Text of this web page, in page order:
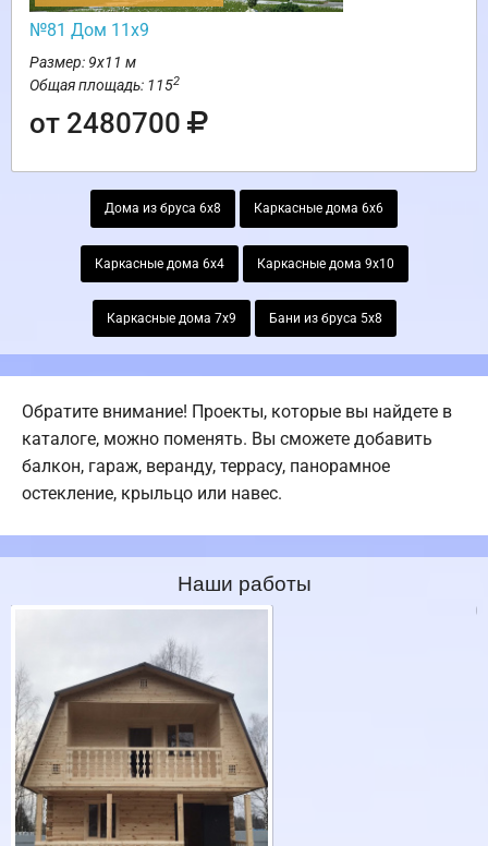
№81 Дом 11х9
Размер: 9х11 м
Общая площадь: 1152
от 2480700
Дома из бруса 6х8 Каркасные дома 6х6
Каркасные дома 6х4 Каркасные дома 9х10
Каркасные дома 7х9 Бани из бруса 5х8
Обратите внимание! Проекты, которые вы найдете в
каталоге, можно поменять. Вы сможете добавить
балкон, гараж, веранду, террасу, панорамное
остекление, крыльцо или навес.
Наши работы